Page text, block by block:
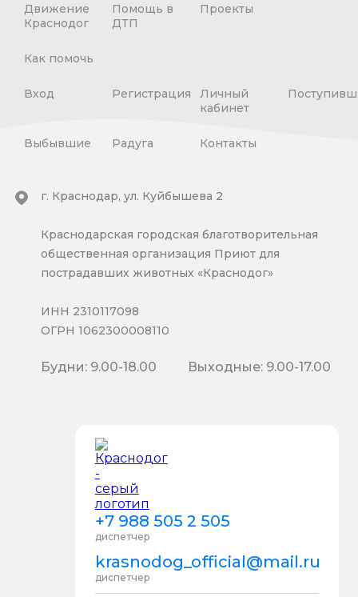
Движение
Краснодог
Помощь в
ДТП
Проекты
Как помочь
Вход Регистрация
Личный
кабинет
Выбывшие Радуга Контакты
+7 988 505 2 505
диспетчер
krasnodog_official@mail.ru
диспетчер
г. Краснодар, ул. Куйбышева 2
Краснодарская городская благотворительная
общественная организация Приют для
пострадавших животных «Краснодог»
ИНН 2310117098
ОГРН 1062300008110
Будни: 9.00-18.00 Выходные: 9.00-17.00